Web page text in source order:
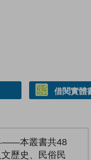
借閱實體
——本叢書共48
歷史、民俗民